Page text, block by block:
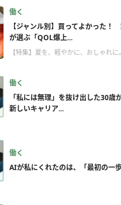
働く
【ジャンル別】買ってよかった
が選ぶ「QOL爆上...
【特集】夏を、軽やかに、おしゃれに。
働く
「私には無理」を抜け出した30歳
新しいキャリア...
働く
AIが私にくれたのは、「最初の一